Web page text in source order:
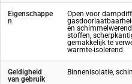
Eigenschappe
n
Open voor
en
stoffen,
gemakkelijk te
warmte-isolerend
Geldigheid
van gebruik
Binnenisolatie,